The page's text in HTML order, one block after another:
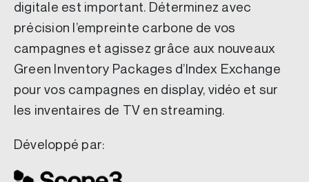
digitale est important. Déterminez avec
précision l’empreinte carbone de vos
campagnes et agissez grâce aux nouveaux
Green Inventory Packages d’Index Exchange
pour vos campagnes en display, vidéo et sur
les inventaires de TV en streaming.
Développé par: